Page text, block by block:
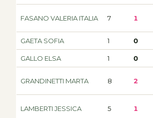
FASANO VALERIA ITALIA 7 1
GAETA SOFIA 1 0
GALLO ELSA 1 0
GRANDINETTI MARTA 8 2
LAMBERTI JESSICA 5 1